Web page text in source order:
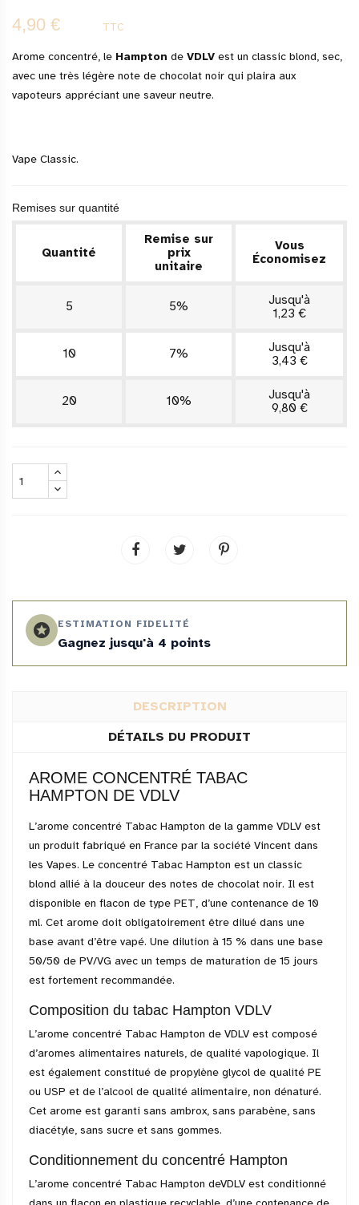
4,90 €
TTC
Arome concentré, le Hampton de VDLV est un classic blond, sec,
avec une très légère note de chocolat noir qui plaira aux
vapoteurs appréciant une saveur neutre.
Vape Classic.
Remises sur quantité
Quantité
Remise sur
prix
unitaire
Vous
Économisez
5 5%
Jusqu'à
1,23 €
10 7%
Jusqu'à
3,43 €
20 10%
Jusqu'à
9,80 €
stars ESTIMATION FIDELITÉ
Gagnez jusqu'à 4 points
DESCRIPTION
DÉTAILS DU PRODUIT
AROME CONCENTRÉ TABAC
HAMPTON DE VDLV
L’arome concentré Tabac Hampton de la gamme VDLV est
un produit fabriqué en France par la société Vincent dans
les Vapes. Le concentré Tabac Hampton est un classic
blond allié à la douceur des notes de chocolat noir. Il est
disponible en flacon de type PET, d’une contenance de 10
ml. Cet arome doit obligatoirement être dilué dans une
base avant d’être vapé. Une dilution à 15 % dans une base
50/50 de PV/VG avec un temps de maturation de 15 jours
est fortement recommandée.
Composition du tabac Hampton VDLV
L’arome concentré Tabac Hampton de VDLV est composé
d’aromes alimentaires naturels, de qualité vapologique. Il
est également constitué de propylène glycol de qualité PE
ou USP et de l’alcool de qualité alimentaire, non dénaturé.
Cet arome est garanti sans ambrox, sans parabène, sans
diacétyle, sans sucre et sans gommes.
Conditionnement du concentré Hampton
L’arome concentré Tabac Hampton deVDLV est conditionné